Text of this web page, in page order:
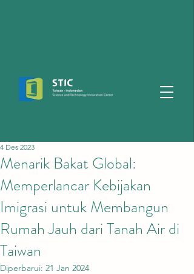
Menarik Bakat Global:
Memperlancar Kebijakan
Imigrasi untuk Membangun
Rumah Jauh dari Tanah Air di
Taiwan
4 Des 2023
Diperbarui: 21 Jan 2024